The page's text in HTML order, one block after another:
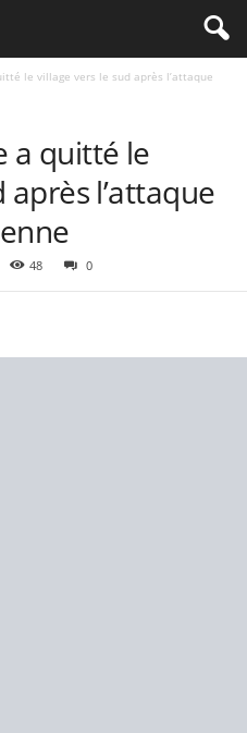
le village vers le sud après l’attaque
a quitté le
l’attaque
48 0